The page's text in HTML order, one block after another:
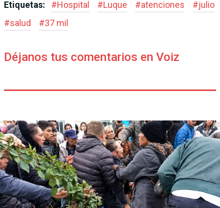
Etiquetas: #Hospital #Luque #atenciones #julio
#salud #37 mil
Déjanos tus comentarios en Voiz